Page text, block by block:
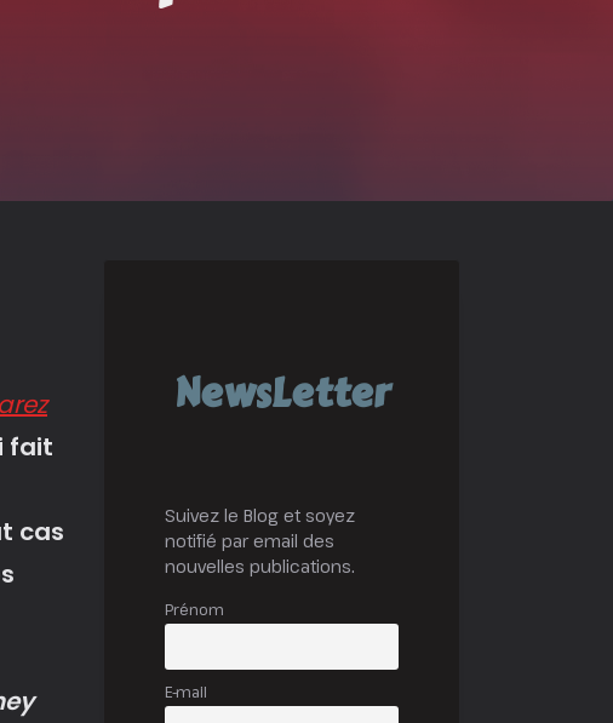
fait
cas
NewsLetter
Suivez le Blog et soyez
notifié par email des
nouvelles publications.
Prénom
E-mail